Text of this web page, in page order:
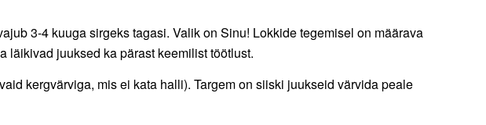
3-4 kuuga sirgeks tagasi. Valik on Sinu! Lokkide tegemisel on määrava
läikivad juuksed ka pärast keemilist töötlust.
kergvärviga, mis ei kata halli). Targem on siiski juukseid värvida peale